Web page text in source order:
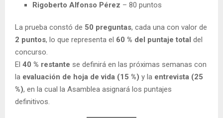
Rigoberto Alfonso Pérez – 80 puntos
La prueba constó de 50 preguntas, cada una con valor de
2 puntos, lo que representa el 60 % del puntaje total del
concurso.
El 40 % restante se definirá en las próximas semanas con
la evaluación de hoja de vida (15 %) y la entrevista (25
%), en la cual la Asamblea asignará los puntajes
definitivos.